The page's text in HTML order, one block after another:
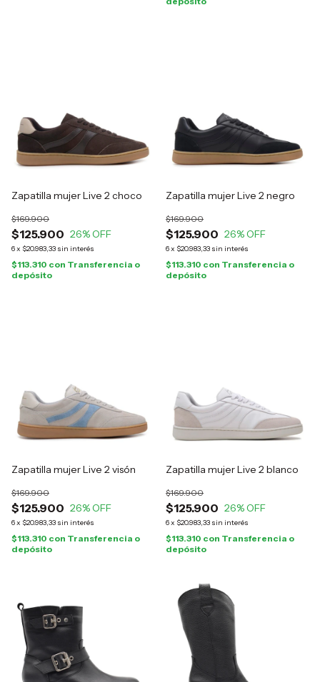
Zapatilla mujer Live 2 choco
$125.900
$169.900
26% OFF
6x $20.983,33 sin interés
$113.310 con Transferencia o
depósito
Zapatilla mujer Live 2 negro
$125.900
$169.900
26% OFF
6x $20.983,33 sin interés
$113.310 con Transferencia o
depósito
Zapatilla mujer Live 2 visón
$125.900
$169.900
26% OFF
6x $20.983,33 sin interés
$113.310 con Transferencia o
depósito
Zapatilla mujer Live 2 blanco
$125.900
$169.900
26% OFF
6x $20.983,33 sin interés
$113.310 con Transferencia o
depósito